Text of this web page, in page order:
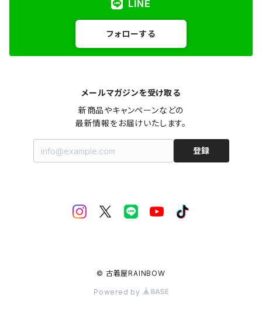
LINE
フォローする
メールマガジンを受け取る
新商品やキャンペーンなどの
最新情報をお届けいたします。
登録
© 古着屋RAINBOW
Powered by